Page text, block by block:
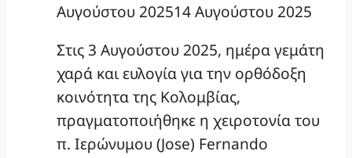
Αυγούστου 202514 Αυγούστου 2025
Στις 3 Αυγούστου 2025, ημέρα γεμάτη
χαρά και ευλογία για την ορθόδοξη
κοινότητα της Κολομβίας,
πραγματοποιήθηκε η χειροτονία του
π. Ιερώνυμου (Jose) Fernando